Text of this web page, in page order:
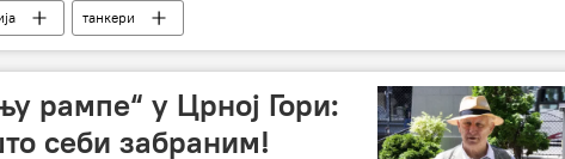
танкери
рампе“ у Црној Гори:
себи забраним!